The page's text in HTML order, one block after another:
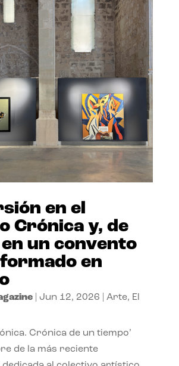
en el
Crónica y, de
un convento
en
| Jun 12, 2026 Arte, El
Crónica de un tiempo’
de la más reciente